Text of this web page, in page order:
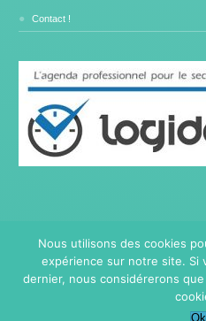
Contact !
Copyright © 2014-
droits réservés.
Privium – Des services qui
Nous utilisons des cookies
expérience sur notre site. Si
dernier, nous considérerons
Ok